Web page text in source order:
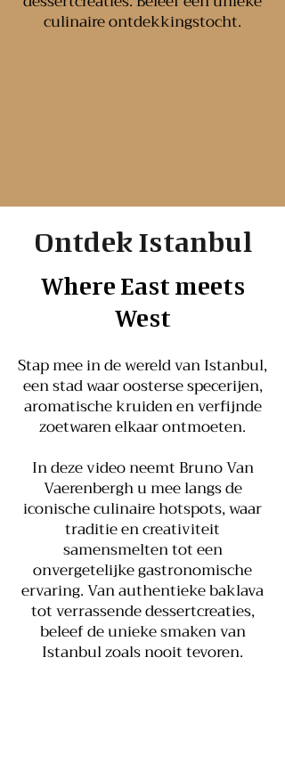
culinaire ontdekkingstocht.
Ontdek Istanbul
Where East meets
West
Stap mee in de wereld van Istanbul,
een stad waar oosterse specerijen,
aromatische kruiden en verfijnde
zoetwaren elkaar ontmoeten.
In deze video neemt Bruno Van
Vaerenbergh u mee langs de
iconische culinaire hotspots, waar
traditie en creativiteit
samensmelten tot een
onvergetelijke gastronomische
ervaring. Van authentieke baklava
tot verrassende dessertcreaties,
beleef de unieke smaken van
Istanbul zoals nooit tevoren.